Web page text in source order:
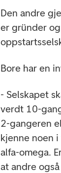
Den andre
er gründer og
Bore har en
- Selskapet
verdt 10-
2-gangeren
kjenne noen
alfa-omega.
at andre